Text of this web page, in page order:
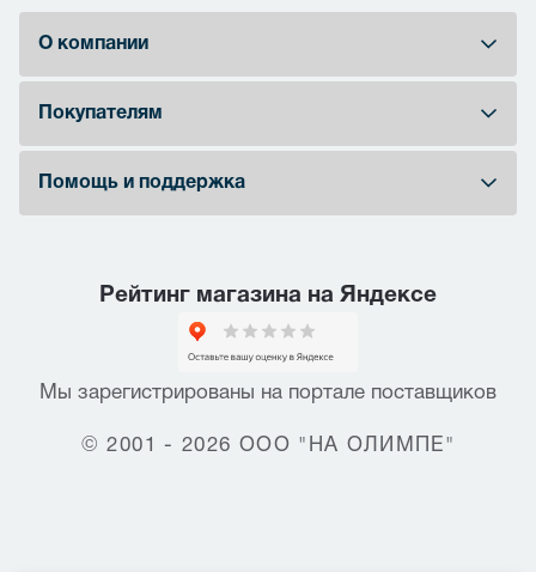
О компании
Покупателям
Помощь и поддержка
Рейтинг магазина на Яндексе
Мы зарегистрированы на портале поставщиков
© 2001 - 2026 ООО "НА ОЛИМПЕ"